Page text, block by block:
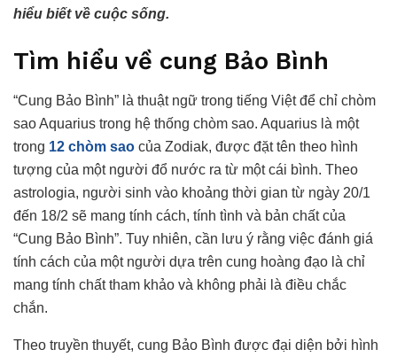
hiểu biết về cuộc sống.
Tìm hiểu về cung Bảo Bình
“Cung Bảo Bình” là thuật ngữ trong tiếng Việt để chỉ chòm
sao Aquarius trong hệ thống chòm sao. Aquarius là một
trong 12 chòm sao của Zodiak, được đặt tên theo hình
tượng của một người đổ nước ra từ một cái bình. Theo
astrologia, người sinh vào khoảng thời gian từ ngày 20/1
đến 18/2 sẽ mang tính cách, tính tình và bản chất của
“Cung Bảo Bình”. Tuy nhiên, cần lưu ý rằng việc đánh giá
tính cách của một người dựa trên cung hoàng đạo là chỉ
mang tính chất tham khảo và không phải là điều chắc
chắn.
Theo truyền thuyết, cung Bảo Bình được đại diện bởi hình